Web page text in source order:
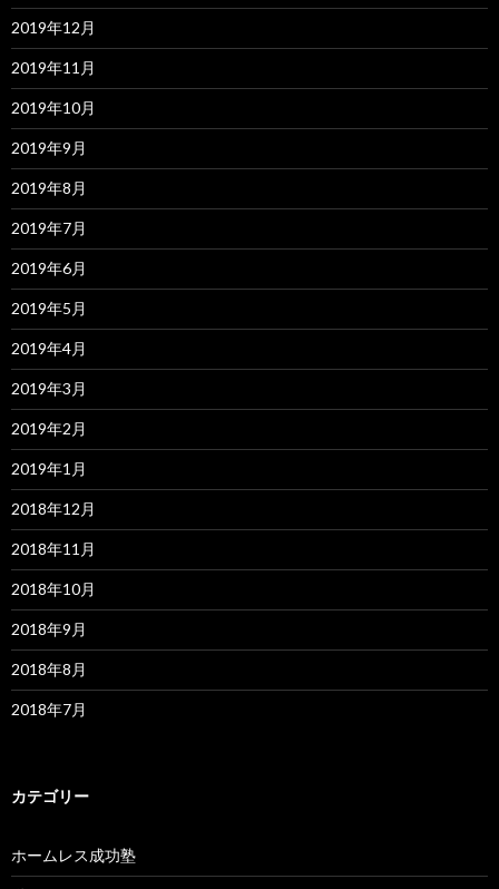
2019年12月
2019年11月
2019年10月
2019年9月
2019年8月
2019年7月
2019年6月
2019年5月
2019年4月
2019年3月
2019年2月
2019年1月
2018年12月
2018年11月
2018年10月
2018年9月
2018年8月
2018年7月
カテゴリー
ホームレス成功塾